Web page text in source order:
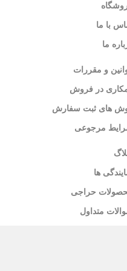
با ما
ما
و مقررات
در فروش
های ثبت سفارش
مرجوعی
ها
حراجی
متداول